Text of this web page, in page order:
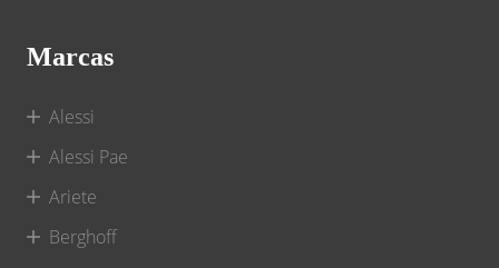
Marcas
Alessi
Alessi Pae
Ariete
Berghoff